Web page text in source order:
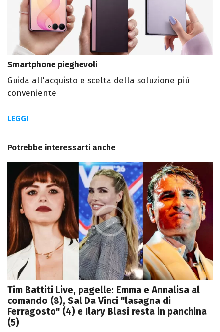
Smartphone pieghevoli
Guida all'acquisto e scelta della soluzione più
conveniente
LEGGI
Potrebbe interessarti anche
Tim Battiti Live, pagelle: Emma e Annalisa al
comando (8), Sal Da Vinci "lasagna di
Ferragosto" (4) e Ilary Blasi resta in panchina
(5)